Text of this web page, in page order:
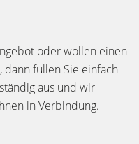
oder wollen einen
dann füllen Sie einfach
aus und wir
in Verbindung.